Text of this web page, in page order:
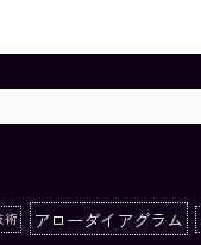
術 アローダイアグラム